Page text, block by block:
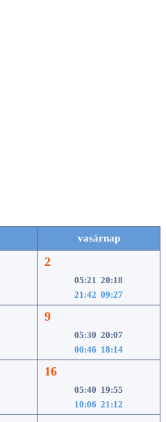
vasárnap
2
05:21 20:18
21:42 09:27
9
05:30 20:07
00:46 18:14
16
05:40 19:55
10:06 21:12